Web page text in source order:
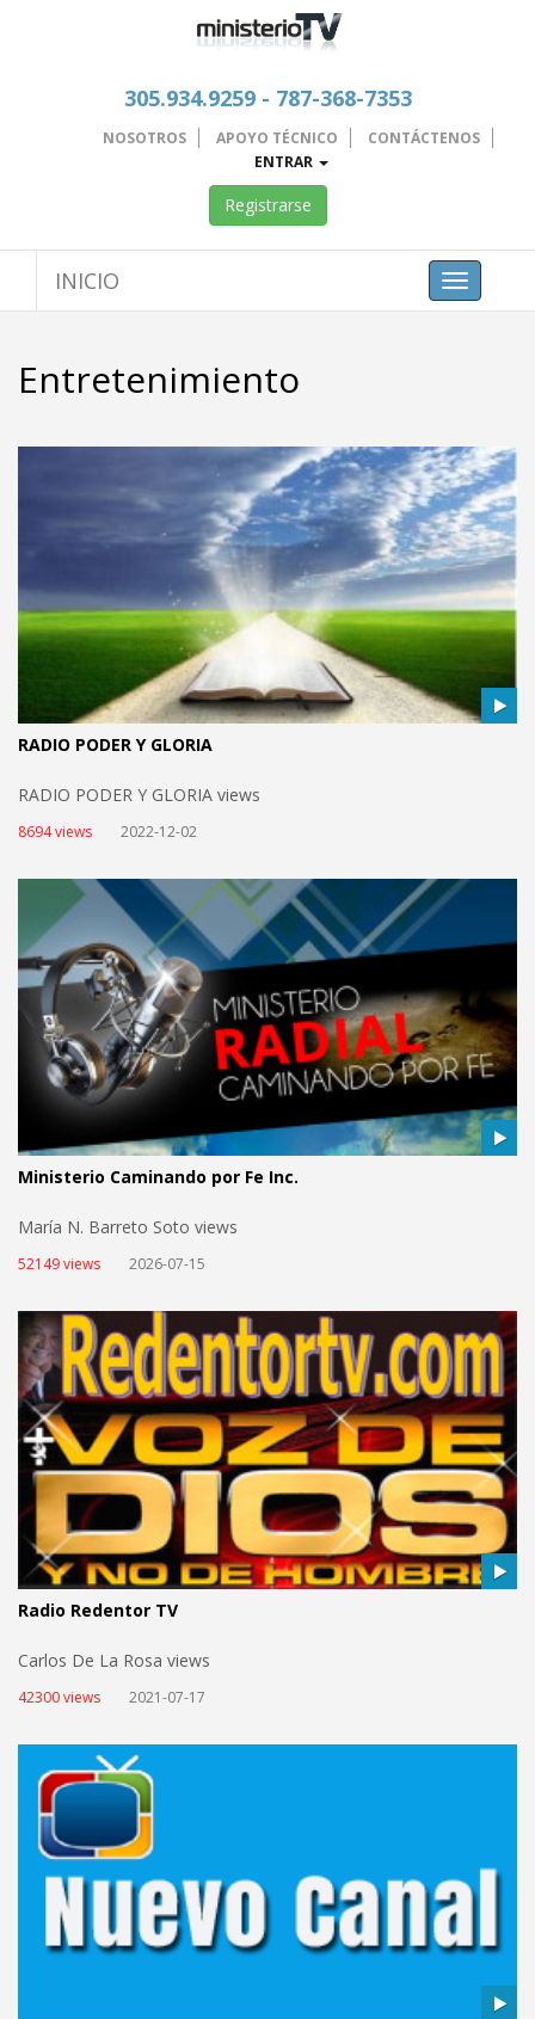
305.934.9259 - 787-368-7353
NOSOTROS APOYO TÉCNICO
CONTÁCTENOS
ENTRAR
Registrarse
Toggle
navigation
INICIO
Entretenimiento
RADIO PODER Y GLORIA
RADIO PODER Y GLORIA views
8694 views 2022-12-02
Ministerio Caminando por Fe Inc.
María N. Barreto Soto views
52149 views 2026-07-15
Radio Redentor TV
Carlos De La Rosa views
42300 views 2021-07-17